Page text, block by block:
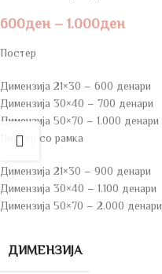
600ден – 1.000ден
Постер
Димензија 21×30 – 600 денари
Димензија 30×40 – 700 денари
Димензија 50×70 – 1.000 денари
Постер со рамка
Димензија 21×30 – 900 денари
Димензија 30×40 – 1.100 денари
Димензија 50×70 – 2.000 денари
ДИМЕНЗИЈА